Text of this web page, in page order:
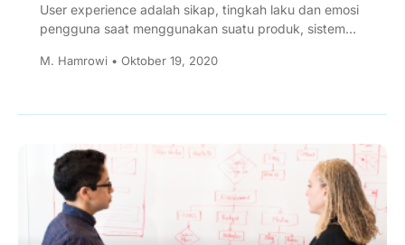
User experience adalah sikap, tingkah laku dan emosi
pengguna saat menggunakan suatu produk, sistem
M. Hamrowi • Oktober 19, 2020